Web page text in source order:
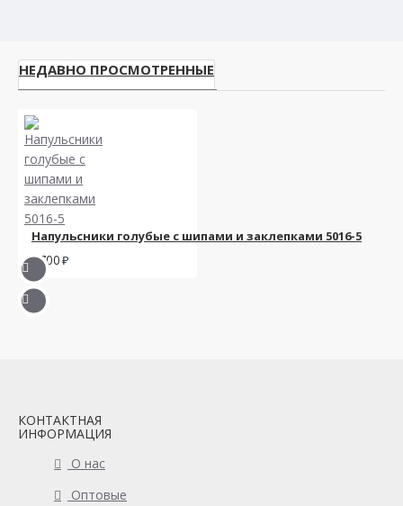
НЕДАВНО ПРОСМОТРЕННЫЕ
Напульсники голубые с шипами и заклепками 5016-5
1700
КОНТАКТНАЯ
ИНФОРМАЦИЯ
О нас
Оптовые